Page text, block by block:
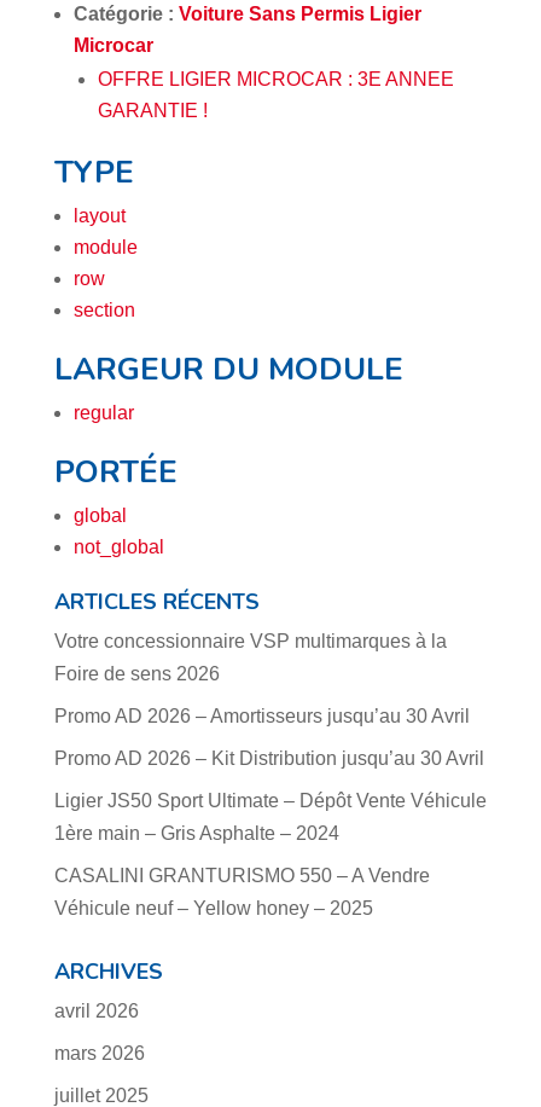
Catégorie : Voiture Sans Permis Ligier
Microcar
OFFRE LIGIER MICROCAR : 3E ANNEE
GARANTIE !
TYPE
layout
module
row
section
LARGEUR DU MODULE
regular
PORTÉE
global
not_global
ARTICLES RÉCENTS
Votre concessionnaire VSP multimarques à la
Foire de sens 2026
Promo AD 2026 – Amortisseurs jusqu’au 30 Avril
Promo AD 2026 – Kit Distribution jusqu’au 30 Avril
Ligier JS50 Sport Ultimate – Dépôt Vente Véhicule
1ère main – Gris Asphalte – 2024
CASALINI GRANTURISMO 550 – A Vendre
Véhicule neuf – Yellow honey – 2025
ARCHIVES
avril 2026
mars 2026
juillet 2025